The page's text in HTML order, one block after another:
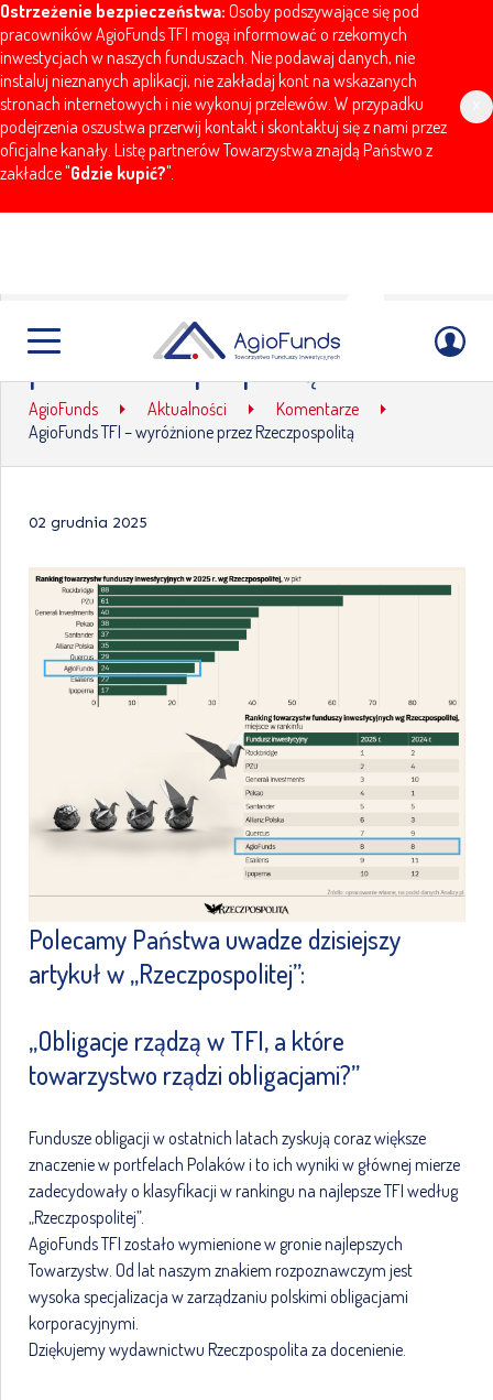
Ostrzeżenie bezpieczeństwa: Osoby podszywające się pod
pracowników AgioFunds TFI mogą informować o rzekomych
inwestycjach w naszych funduszach. Nie podawaj danych, nie
instaluj nieznanych aplikacji, nie zakładaj kont na wskazanych
stronach internetowych i nie wykonuj przelewów. W przypadku
podejrzenia oszustwa przerwij kontakt i skontaktuj się z nami przez
oficjalne kanały. Listę partnerów Towarzystwa znajdą Państwo z
zakładce "Gdzie kupić?".
AgioFunds TFI – wyróżnione
przez Rzeczpospolitą
AgioFunds Aktualności
Komentarze
AgioFunds TFI – wyróżnione przez Rzeczpospolitą
02 grudnia 2025
Polecamy Państwa uwadze dzisiejszy
artykuł w „Rzeczpospolitej”:
„Obligacje rządzą w TFI, a które
towarzystwo rządzi obligacjami?”
Fundusze obligacji w ostatnich latach zyskują coraz większe
znaczenie w portfelach Polaków i to ich wyniki w głównej mierze
zadecydowały o klasyfikacji w rankingu na najlepsze TFI według
„Rzeczpospolitej”.
AgioFunds TFI zostało wymienione w gronie najlepszych
Towarzystw. Od lat naszym znakiem rozpoznawczym jest
wysoka specjalizacja w zarządzaniu polskimi obligacjami
korporacyjnymi.
Dziękujemy wydawnictwu Rzeczpospolita za docenienie.